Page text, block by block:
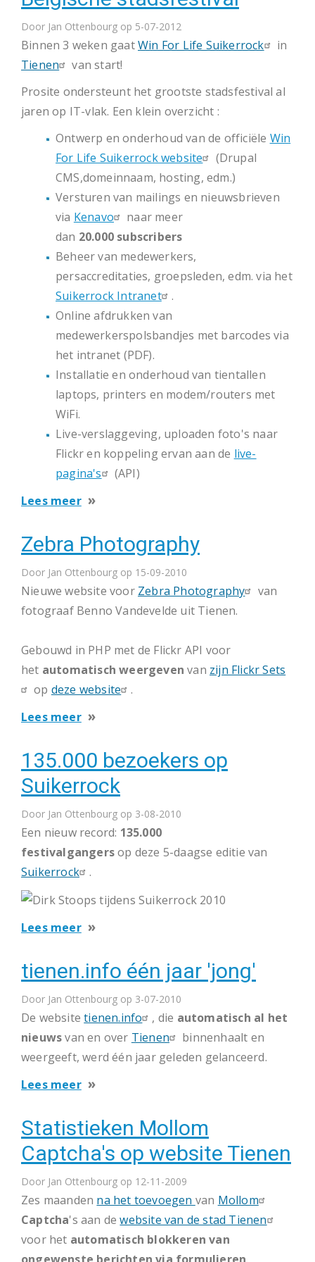
grootste
Belgische
stadsfestival
Door Jan Ottenbourg op 5-07-2012
Binnen 3 weken gaatWin For Life Suikerrock
in
Tienen
van start!
Prosite ondersteunt het grootste stadsfestival al
jaren op IT-vlak. Een klein overzicht :
Ontwerp en onderhoud van de officiële Win
For Life Suikerrock website
(Drupal
CMS,domeinnaam, hosting, edm.)
Versturen van mailings en nieuwsbrieven
via Kenavo
naar meer
dan 20.000 subscribers
Beheer van medewerkers,
persaccreditaties, groepsleden, edm. via het
Suikerrock Intranet
.
Online afdrukken van
medewerkerspolsbandjes met barcodes via
het intranet (PDF).
Installatie en onderhoud van tientallen
laptops, printers en modem/routers met
WiFi.
Live-verslaggeving, uploaden foto's naar
Flickr en koppeling ervan aan de live-
pagina's
(API)
Lees meerover
ondersteunt
grootste
Belgische
stadsfestival
Zebra Photography
Door Jan Ottenbourg op 15-09-2010
Nieuwe website voor Zebra Photography
van
fotograaf Benno Vandevelde uit Tienen.
Gebouwd in PHP met de Flickr API voor
het automatisch weergeven van zijn Flickr Sets
op deze website
.
Lees meerover
Photography
135.000 bezoekers op
Suikerrock
Door Jan Ottenbourg op 3-08-2010
Een nieuw record: 135.000
festivalgangersop deze 5-daagse editie van
Suikerrock
.
Lees meerover
bezoekers
op
Suikerrock
tienen.info één jaar 'jong'
Door Jan Ottenbourg op 3-07-2010
De websitetienen.info , die automatisch al het
nieuwsvan en over Tienen
binnenhaalt en
weergeeft, werd één jaar geleden gelanceerd.
Lees meerover
één
jaar
'jong'
Statistieken Mollom
Captcha's op website Tienen
Door Jan Ottenbourg op 12-11-2009
Zes maanden na het toevoegen van Mollom
Captcha's aan dewebsite van de stad Tienen
voor het automatisch blokkeren van